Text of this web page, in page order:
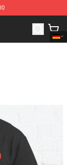
Shop